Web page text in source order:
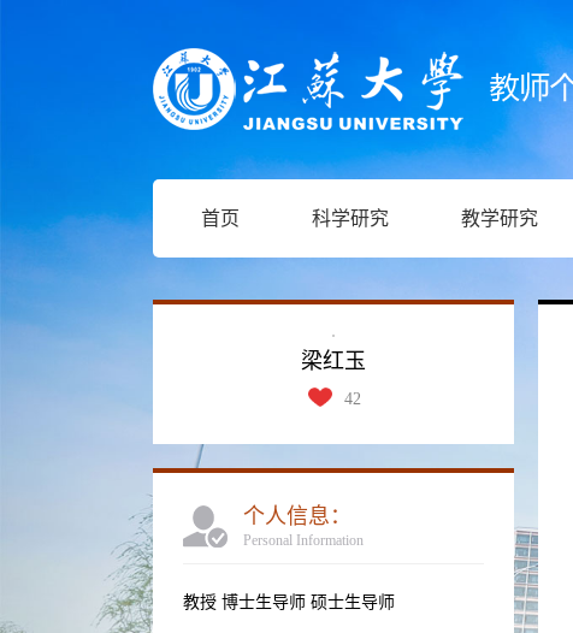
首页 科学研究 教学研究
梁红玉
42
个人信息：
Personal Information
教授 博士生导师 硕士生导师